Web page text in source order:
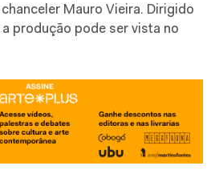
Mauro Vieira. Dirigido
produção pode ser vista no